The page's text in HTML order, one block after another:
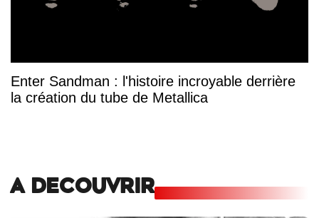
Enter Sandman : l'histoire incroyable derrière
la création du tube de Metallica
A DECOUVRIR